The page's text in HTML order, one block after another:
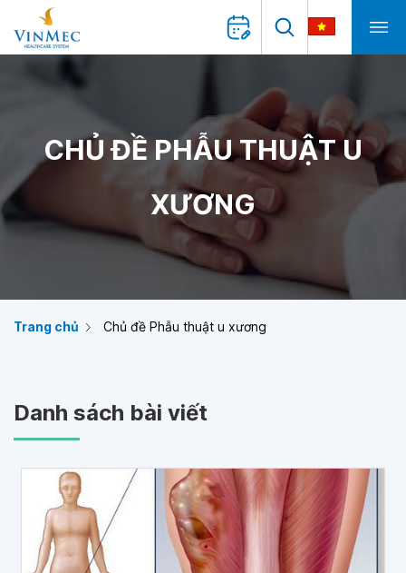
CHỦ ĐỀ PHẪU THUẬT U
XƯƠNG
Trang chủ Chủ đề Phẫu thuật u xương
Danh sách bài viết